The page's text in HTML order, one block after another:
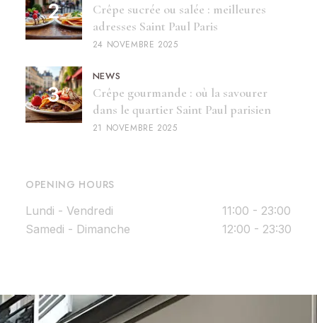
Crêpe sucrée ou salée : meilleures
adresses Saint Paul Paris
24 NOVEMBRE 2025
NEWS
Crêpe gourmande : où la savourer
dans le quartier Saint Paul parisien
21 NOVEMBRE 2025
OPENING HOURS
Lundi - Vendredi
11:00 - 23:00
Samedi - Dimanche
12:00 - 23:30